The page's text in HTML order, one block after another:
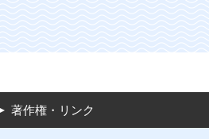
著作権・リンク